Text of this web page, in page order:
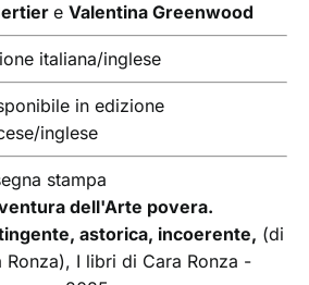
eValentina Greenwood
italiana/inglese
in edizione
inglese
stampa
dell'Arte povera.
astorica, incoerente, (di
Ronza), I libri di Cara Ronza -